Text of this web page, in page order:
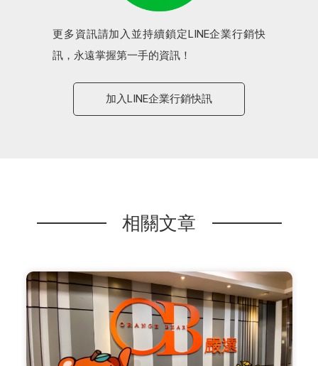
更多資訊請加入並持續鎖定LINE企業行銷快
訊，永遠掌握第一手的資訊！
加入LINE企業行銷快訊
相關文章